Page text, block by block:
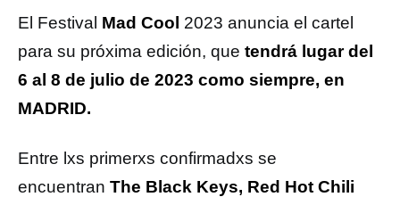
El Festival Mad Cool 2023 anuncia el cartel
para su próxima edición, que tendrá lugar del
6 al 8 de julio de 2023 como siempre, en
MADRID.
Entre lxs primerxs confirmadxs se
encuentran The Black Keys, Red Hot Chili